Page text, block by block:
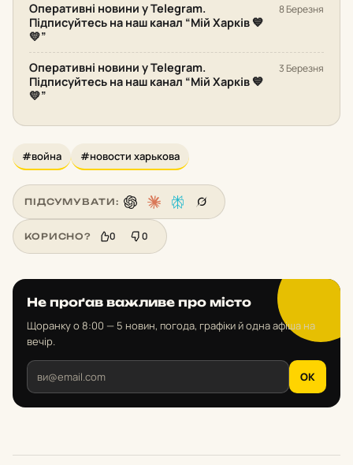
Оперативні новини у Telegram.
Підписуйтесь на наш канал “Мій Харків 💙
💛”
8 Березня
Оперативні новини у Telegram.
Підписуйтесь на наш канал “Мій Харків 💙
💛”
3 Березня
#война #новости харькова
ПІДСУМУВАТИ:
КОРИСНО? 0 0
Не проґав важливе про місто
Щоранку о 8:00 — 5 новин, погода, графіки й одна афіша на
вечір.
OK